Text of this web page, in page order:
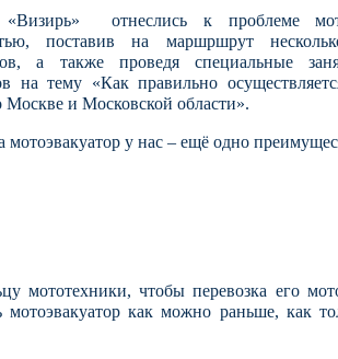
отнеслись к проблеме
поставив на маршршрут
а также проведя специальные
на тему «Как правильно
и Московской области».
мотоэвакуатор у нас – ещё одно
мототехники, чтобы перевозка его
как можно раньше, как